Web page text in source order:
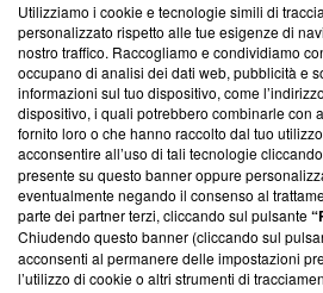
Questa sezione offre informazioni
News, sui nostri processi editoriali e
creare news di qualità. Inoltre, afferma
‘Trust Project - News with Integrity’
ancora membro del programma, ma
parte; Trust Project non ha ancora
conformità agli standard.
Su di noi
Team editoriale
Utilizziamo i cookie e tecnologie simili di
personalizzato rispetto alle tue esigenze di
nostro traffico. Raccogliamo e condividiamo
occupano di analisi dei dati web, pubblicità e
informazioni sul tuo dispositivo, come
dispositivo, i quali potrebbero combinarle con
fornito loro o che hanno raccolto dal tuo
acconsentire all’uso di tali tecnologie
presente su questo banner oppure
eventualmente negando il consenso al
parte dei partner terzi, cliccando sul pulsante
Chiudendo questo banner (cliccando sul
acconsenti al permanere delle impostazioni
l’utilizzo di cookie o altri strumenti di